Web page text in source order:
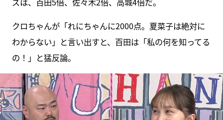
クロちゃんが「れにちゃんに2000点。夏菜子は絶対に
わからない」と言い出すと、百田は「私の何を知ってる
の！」と猛反論。